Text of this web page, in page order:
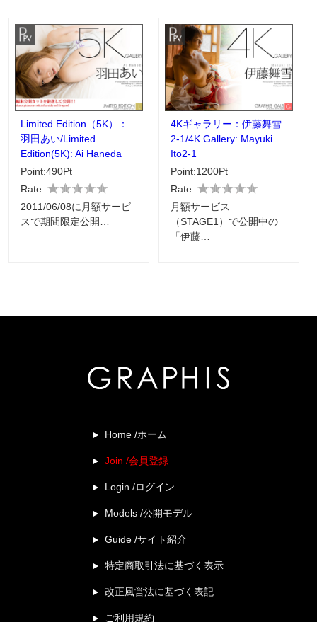
Limited Edition（5K）：
羽田あい/Limited
Edition(5K): Ai Haneda
Point:490Pt
Rate:
2011/06/08に月額サービ
スで期間限定公開…
4Kギャラリー：伊藤舞雪
2-1/4K Gallery: Mayuki
Ito2-1
Point:1200Pt
Rate:
月額サービス
（STAGE1）で公開中の
「伊藤…
Home /ホーム
Join /会員登録
Login /ログイン
Models /公開モデル
Guide /サイト紹介
特定商取引法に基づく表示
改正風営法に基づく表記
ご利用規約